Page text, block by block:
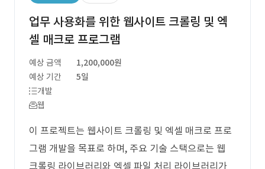
업무 사용화를 위한 웹사이트 크롤링 및 엑
셀 매크로 프로그램
예상 금액
1,200,000원
예상 기간
5일
개발
웹
이 프로젝트는 웹사이트 크롤링 및 엑셀 매크로 프로
그램 개발을 목표로 하며, 주요 기술 스택으로는 웹
크롤링 라이브러리와 엑셀 파일 처리 라이브러리가